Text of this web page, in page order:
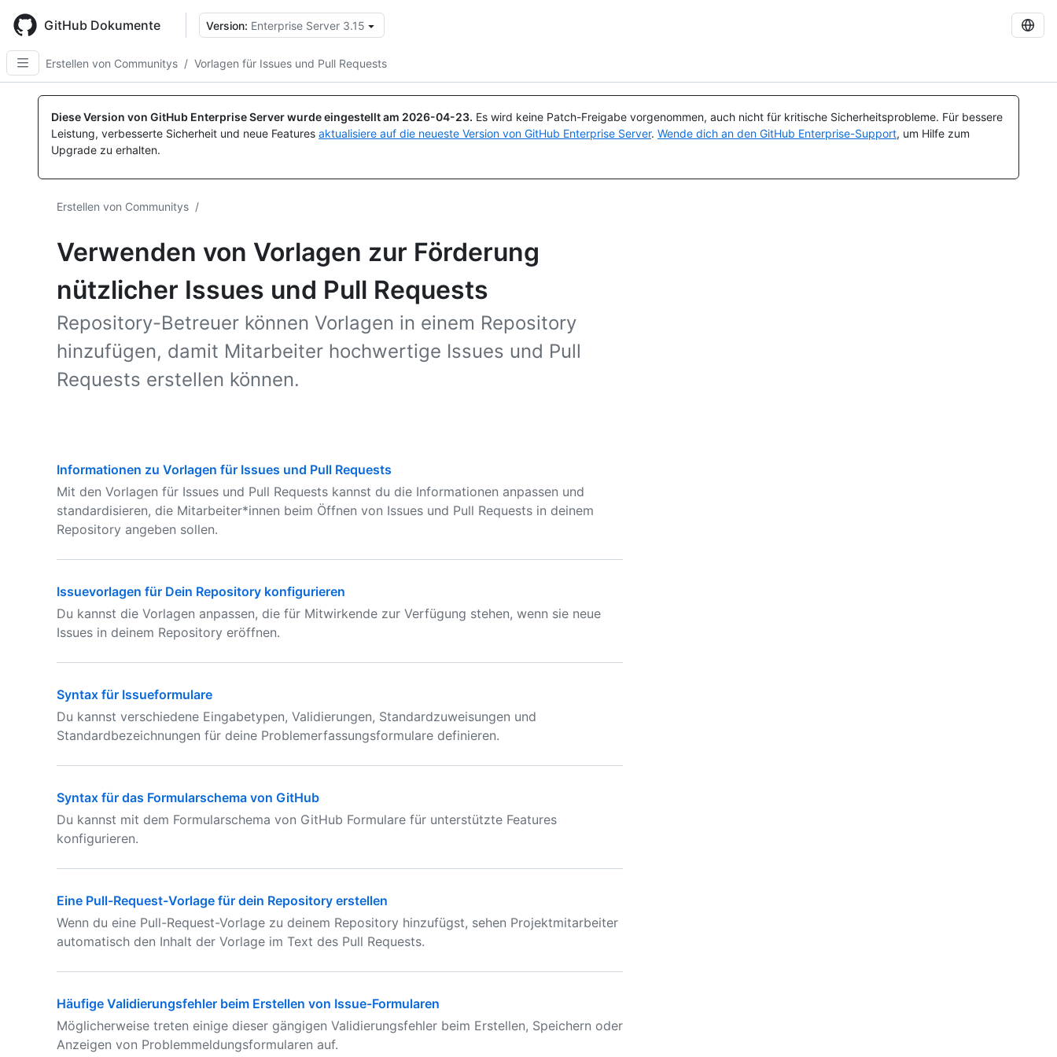
main
content
GitHub Dokumente Version: Enterprise Server 3.15
Erstellen von Communitys / Vorlagen für Issues und Pull Requests
Diese Version von GitHub Enterprise Server wurde eingestellt am 2026-04-23. Es wird keine Patch-Freigabe vorgenommen, auch nicht für kritische Sicherheitsprobleme. Für bessere
Leistung, verbesserte Sicherheit und neue Features aktualisiere auf die neueste Version von GitHub Enterprise Server. Wende dich an den GitHub Enterprise-Support, um Hilfe zum
Upgrade zu erhalten.
Erstellen von Communitys /
Verwenden von Vorlagen zur Förderung
nützlicher Issues und Pull Requests
Repository-Betreuer können Vorlagen in einem Repository
hinzufügen, damit Mitarbeiter hochwertige Issues und Pull
Requests erstellen können.
Informationen zu Vorlagen für Issues und Pull Requests
Mit den Vorlagen für Issues und Pull Requests kannst du die Informationen anpassen und
standardisieren, die Mitarbeiter*innen beim Öffnen von Issues und Pull Requests in deinem
Repository angeben sollen.
Issuevorlagen für Dein Repository konfigurieren
Du kannst die Vorlagen anpassen, die für Mitwirkende zur Verfügung stehen, wenn sie neue
Issues in deinem Repository eröffnen.
Syntax für Issueformulare
Du kannst verschiedene Eingabetypen, Validierungen, Standardzuweisungen und
Standardbezeichnungen für deine Problemerfassungsformulare definieren.
Syntax für das Formularschema von GitHub
Du kannst mit dem Formularschema von GitHub Formulare für unterstützte Features
konfigurieren.
Eine Pull-Request-Vorlage für dein Repository erstellen
Wenn du eine Pull-Request-Vorlage zu deinem Repository hinzufügst, sehen Projektmitarbeiter
automatisch den Inhalt der Vorlage im Text des Pull Requests.
Häufige Validierungsfehler beim Erstellen von Issue-Formularen
Möglicherweise treten einige dieser gängigen Validierungsfehler beim Erstellen, Speichern oder
Anzeigen von Problemmeldungsformularen auf.